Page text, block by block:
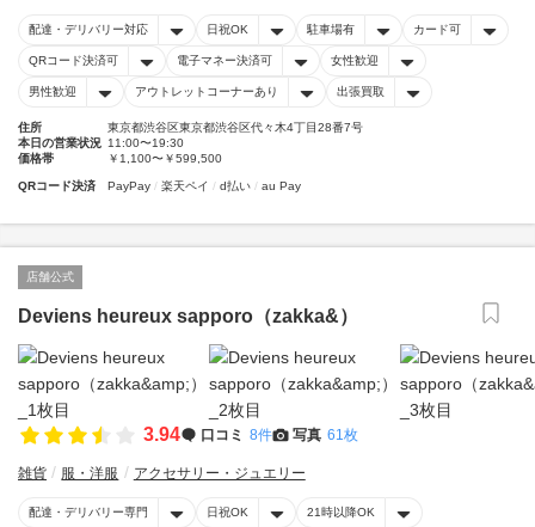
配達・デリバリー対応 日祝OK 駐車場有 カード可
QRコード決済可 電子マネー決済可 女性歓迎
男性歓迎 アウトレットコーナーあり 出張買取
住所
東京都渋谷区東京都渋谷区代々木4丁目28番7号
本日の営業状況 11:00〜19:30
価格帯
￥1,100〜￥599,500
QRコード決済 PayPay 楽天ペイ d払い au Pay
店舗公式
Deviens heureux sapporo（zakka&）
3.94 口コミ 8件 写真 61枚
雑貨 服・洋服 アクセサリー・ジュエリー
配達・デリバリー専門 日祝OK 21時以降OK